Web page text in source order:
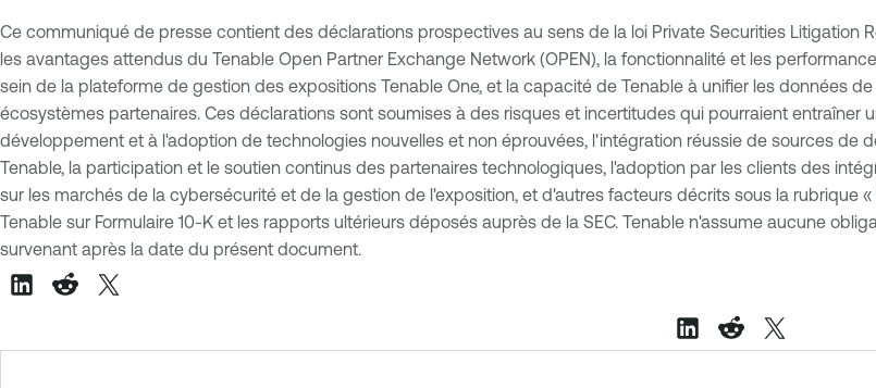
Ce communiqué de presse contient des déclarations prospectives au sens de la loi Private Securities
les avantages attendus du Tenable Open Partner Exchange Network (OPEN), la fonctionnalité et les
sein de la plateforme de gestion des expositions Tenable One, et la capacité de Tenable à unifier les données
écosystèmes partenaires. Ces déclarations sont soumises à des risques et incertitudes qui pourraient entraîner
développement et à l'adoption de technologies nouvelles et non éprouvées, l'intégration réussie de sources
Tenable, la participation et le soutien continus des partenaires technologiques, l'adoption par les clients des
sur les marchés de la cybersécurité et de la gestion de l'exposition, et d'autres facteurs décrits sous la rubrique
Tenable sur Formulaire 10-K et les rapports ultérieurs déposés auprès de la SEC. Tenable n'assume aucune
survenant après la date du présent document.